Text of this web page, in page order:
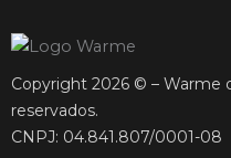
Copyright 2026 © – Warme
reservados.
CNPJ: 04.841.807/0001-08